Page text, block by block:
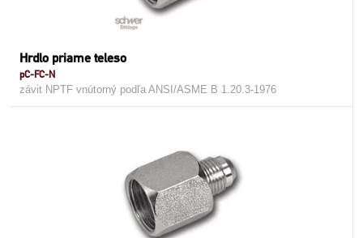
Hrdlo priame teleso
pC-FC-N
závit NPTF vnútorný podľa ANSI/ASME B 1.20.3-1976